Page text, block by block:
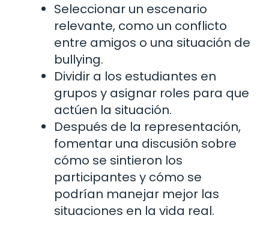
Seleccionar un escenario
relevante, como un conflicto
entre amigos o una situación de
bullying.
Dividir a los estudiantes en
grupos y asignar roles para que
actúen la situación.
Después de la representación,
fomentar una discusión sobre
cómo se sintieron los
participantes y cómo se
podrían manejar mejor las
situaciones en la vida real.